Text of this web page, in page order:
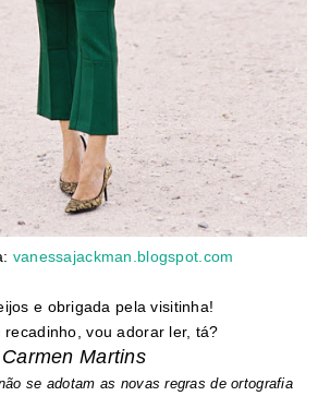
vanessajackman.blogspot.com
e obrigada pela visitinha!
recadinho, vou adorar ler, tá?
Carmen Martins
se adotam as novas regras de ortografia